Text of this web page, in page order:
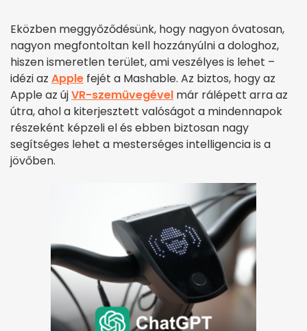
Eközben meggyőződésünk, hogy nagyon óvatosan,
nagyon megfontoltan kell hozzányúlni a dologhoz,
hiszen ismeretlen terület, ami veszélyes is lehet –
idézi az Apple fejét a Mashable. Az biztos, hogy az
Apple az újVR-szemüvegével már rálépett arra az
útra, ahol a kiterjesztett valóságot a mindennapok
részeként képzeli el és ebben biztosan nagy
segítséges lehet a mesterséges intelligencia is a
jövőben.